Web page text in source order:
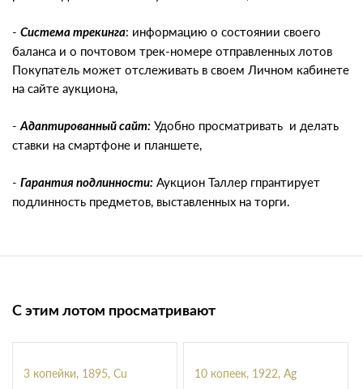
- Система трекинга: информацию о состоянии своего
баланса и о почтовом трек-номере отправленных лотов
Покупатель может отслеживать в своем Личном кабинете
на сайте аукциона,
- Адаптированный сайт: Удобно просматривать и делать
ставки на смартфоне и планшете,
- Гарантия подлинности: Аукцион Таллер гпрантирует
подлинность предметов, выставленных на торги.
С этим лотом просматривают
3 копейки, 1895, Cu 10 копеек, 1922, Ag